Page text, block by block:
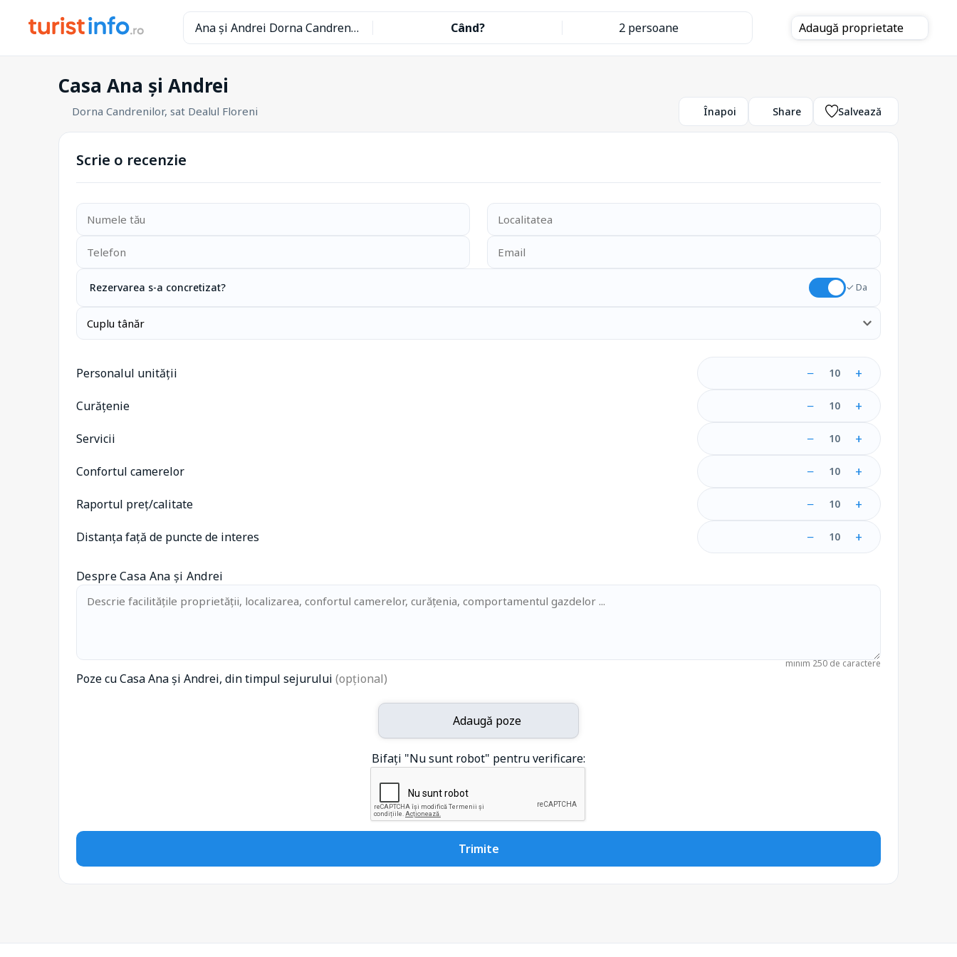
Ana și Andrei Dorna Candrenilor Când? 2 persoane Adaugă proprietate
Casa Ana și Andrei
Dorna Candrenilor, sat Dealul Floreni Înapoi Share Salvează
Scrie o recenzie
Rezervarea s-a concretizat? ✓ Da
Personalul unității − 10 +
Curățenie − 10 +
Servicii − 10 +
Confortul camerelor − 10 +
Raportul preț/calitate − 10 +
Distanța față de puncte de interes − 10 +
Despre Casa Ana și Andrei
minim 250 de caractere
Poze cu Casa Ana și Andrei, din timpul sejurului (opțional)
Adaugă poze
Bifați "Nu sunt robot" pentru verificare:
Trimite